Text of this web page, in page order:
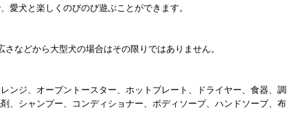
愛犬と楽しくのびのび遊ぶことができます。
などから大型犬の場合はその限りではありません。
ンジ、オーブントースター、ホットプレート、ドライヤー、食器、
、シャンプー、コンディショナー、ボディソープ、ハンドソープ、布